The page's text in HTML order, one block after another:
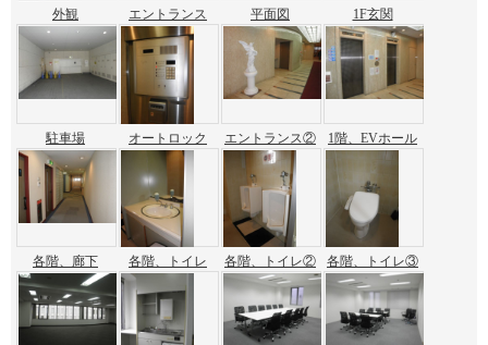
外観 エントランス 平面図 1F玄関
駐車場 オートロック エントランス② 1階、EVホール
各階、廊下 各階、トイレ 各階、トイレ② 各階、トイレ③